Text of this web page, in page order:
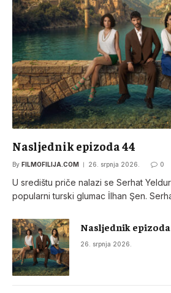
Nasljednik epizoda 44
By FILMOFILIJA.COM 26. srpnja 2026. 0
U središtu priče nalazi se Serhat
popularni turski glumac İlhan Şen.
Nasljednik epizoda
26. srpnja 2026.